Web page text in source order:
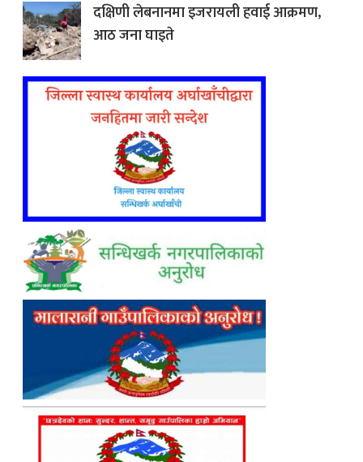
दक्षिणी लेबनानमा इजरायली हवाई आक्रमण,
आठ जना घाइते